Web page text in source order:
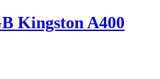
Kingston A400